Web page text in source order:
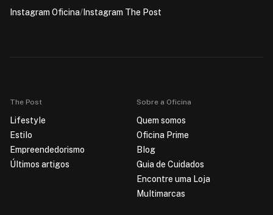
Instagram Oficina/ Instagram The Post
The Post
Lifestyle
Estilo
Empreendedorismo
Últimos artigos
Sobre a Oficina
Quem somos
Oficina Prime
Blog
Guia de Cuidados
Encontre uma Loja
Multimarcas